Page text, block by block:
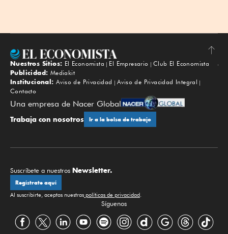
Subir
Nuestros Sitios: El Economista El Empresario
Club El Economista
Publicidad: Mediakit
Institucional: Aviso de Privacidad
Aviso de Privacidad Integral
Contacto
Una empresa de Nacer Global
Trabaja con nosotros Ir a la bolsa de trabajo
Suscríbete a nuestros Newsletter.
Regístrate aquí
Al suscribirte, aceptas nuestras políticas de privacidad.
Síguenos